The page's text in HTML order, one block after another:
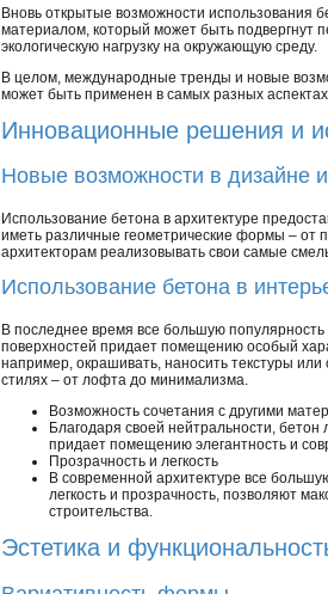
Вновь открытые возможности использования
материалом, который может быть подвергнут
экологическую нагрузку на окружающую среду.
В целом, международные тренды и новые
может быть применен в самых разных аспектах
Инновационные решения и
Новые возможности в дизайне
Использование бетона в архитектуре
иметь различные геометрические формы – от
архитекторам реализовывать свои самые
Использование бетона в
В последнее время все большую
поверхностей придает помещению особый
например, окрашивать, наносить текстуры
стилях – от лофта до минимализма.
Возможность сочетания с другими
Благодаря своей нейтральности, бетон
придает помещению элегантность и
Прозрачность и легкость
В современной архитектуре все
легкость и прозрачность, позволяют
строительства.
Эстетика и